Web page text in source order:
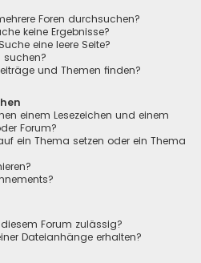
Foren durchsuchen?
keine Ergebnisse?
eine leere Seite?
suchen?
und Themen finden?
einem Lesezeichen und einem
Forum?
ein Thema setzen oder ein Thema
Forum zulässig?
Dateianhänge erhalten?